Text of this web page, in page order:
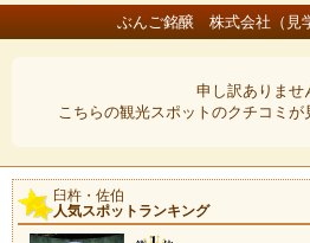
ぶんご銘醸 株式会社（見
申し訳ありませ
こちらの観光スポットのクチコミが
臼杵・佐伯
人気スポットランキング